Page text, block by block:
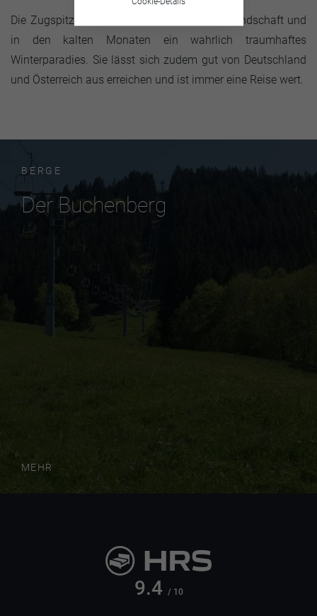
Die Zugspitze bietet eine atemberaubende Landschaft und
in den kalten Monaten ein wahrlich traumhaftes
Winterparadies. Sie lässt sich zudem gut von Deutschland
und Österreich aus erreichen und ist immer eine Reise wert.
BERGE
Der Buchenberg
MEHR
9.4 / 10